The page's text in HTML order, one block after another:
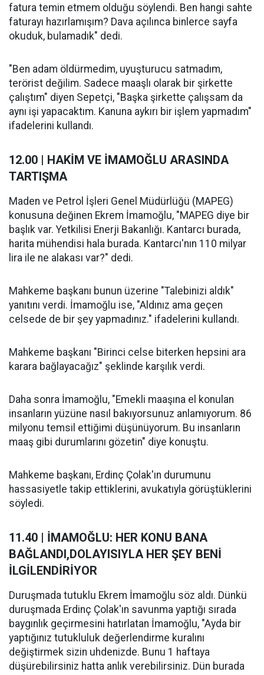
fatura temin etmem olduğu söylendi. Ben hangi sahte
faturayı hazırlamışım? Dava açılınca binlerce sayfa
okuduk, bulamadık" dedi.
"Ben adam öldürmedim, uyuşturucu satmadım,
terörist değilim. Sadece maaşlı olarak bir şirkette
çalıştım" diyen Sepetçi, "Başka şirkette çalışsam da
aynı işi yapacaktım. Kanuna aykırı bir işlem yapmadım"
ifadelerini kullandı.
12.00 | HAKİM VE İMAMOĞLU ARASINDA
TARTIŞMA
Maden ve Petrol İşleri Genel Müdürlüğü (MAPEG)
konusuna değinen Ekrem İmamoğlu, "MAPEG diye bir
başlık var. Yetkilisi Enerji Bakanlığı. Kantarcı burada,
harita mühendisi hala burada. Kantarcı'nın 110 milyar
lira ile ne alakası var?" dedi.
Mahkeme başkanı bunun üzerine "Talebinizi aldık"
yanıtını verdi. İmamoğlu ise, "Aldınız ama geçen
celsede de bir şey yapmadınız." ifadelerini kullandı.
Mahkeme başkanı "Birinci celse biterken hepsini ara
karara bağlayacağız" şeklinde karşılık verdi.
Daha sonra İmamoğlu, "Emekli maaşına el konulan
insanların yüzüne nasıl bakıyorsunuz anlamıyorum. 86
milyonu temsil ettiğimi düşünüyorum. Bu insanların
maaş gibi durumlarını gözetin" diye konuştu.
Mahkeme başkanı, Erdinç Çolak'ın durumunu
hassasiyetle takip ettiklerini, avukatıyla görüştüklerini
söyledi.
11.40 | İMAMOĞLU: HER KONU BANA
BAĞLANDI,DOLAYISIYLA HER ŞEY BENİ
İLGİLENDİRİYOR
Duruşmada tutuklu Ekrem İmamoğlu söz aldı. Dünkü
duruşmada Erdinç Çolak'ın savunma yaptığı sırada
baygınlık geçirmesini hatırlatan İmamoğlu, "Ayda bir
yaptığınız tutukluluk değerlendirme kuralını
değiştirmek sizin uhdenizde. Bunu 1 haftaya
düşürebilirsiniz hatta anlık verebilirsiniz. Dün burada